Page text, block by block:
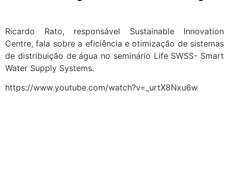
Ricardo Rato, responsável Sustainable Innovation
Centre, fala sobre a eficiência e otimização de sistemas
de distribuição de água no seminário Life SWSS- Smart
Water Supply Systems.
https://www.youtube.com/watch?v=_urtX8Nxu6w